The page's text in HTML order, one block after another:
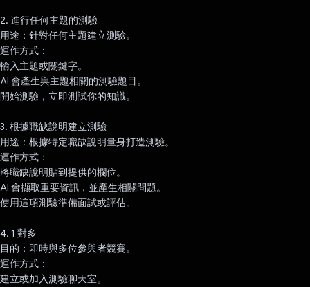
2. 進行任何主題的測驗
用途：針對任何主題建立測驗。
運作方式：
輸入主題或關鍵字。
AI 會產生與主題相關的測驗題目。
開始測驗，立即測試你的知識。
3. 根據職缺說明建立測驗
用途：根據特定職缺說明量身打造測驗。
運作方式：
將職缺說明貼到提供的欄位。
AI 會擷取重要資訊，並產生相關問題。
使用這項測驗準備面試或評估。
4. 1 對多
目的：即時與多位參與者競賽。
運作方式：
建立或加入測驗聊天室。